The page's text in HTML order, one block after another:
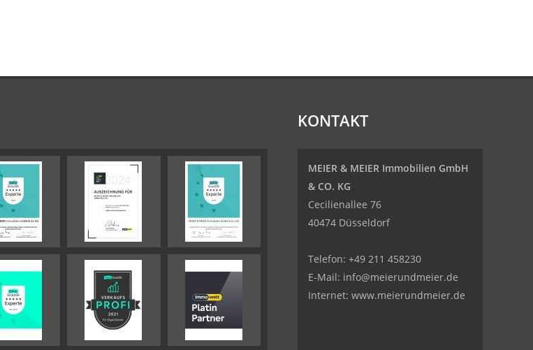
KONTAKT
MEIER & MEIER Immobilien GmbH
& CO. KG
Cecilienallee 76
40474 Düsseldorf
Telefon: +49 211 458230
E-Mail: info@meierundmeier.de
Internet: www.meierundmeier.de